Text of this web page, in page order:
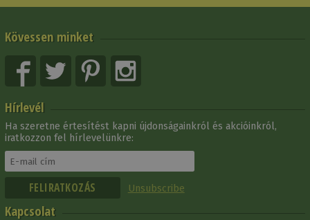
Kövessen minket
Hírlevél
Ha szeretne értesítést kapni újdonságainkról és akcióinkról,
iratkozzon fel hírlevelünkre:
Unsubscribe
Kapcsolat